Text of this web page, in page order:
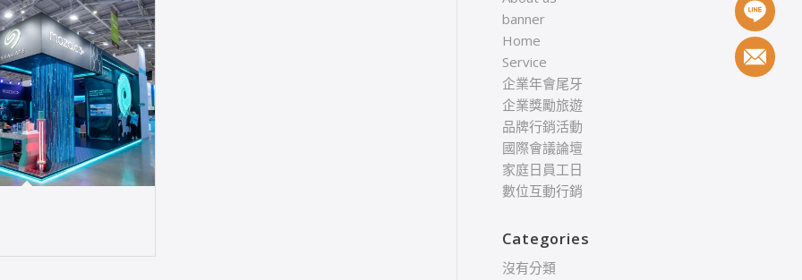
banner
Home
Service
企業年會尾牙
企業獎勵旅遊
品牌行銷活動
國際會議論壇
家庭日員工日
數位互動行銷
Categories
沒有分類